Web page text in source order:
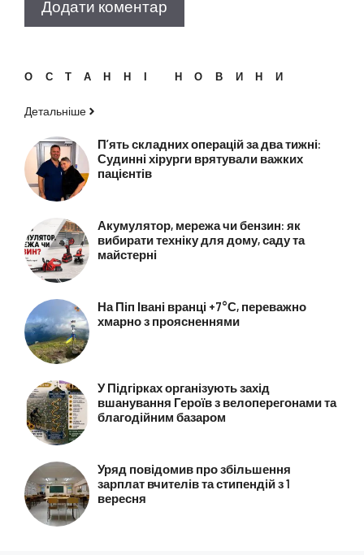
ОСТАННІ НОВИНИ
Детальніше
П’ять складних операцій за два тижні:
Судинні хірурги врятували важких
пацієнтів
Акумулятор, мережа чи бензин: як
вибирати техніку для дому, саду та
майстерні
На Піп Івані вранці +7°С, переважно
хмарно з проясненнями
У Підгірках організують захід
вшанування Героїв з велоперегонами та
благодійним базаром
Уряд повідомив про збільшення
зарплат вчителів та стипендій з 1
вересня